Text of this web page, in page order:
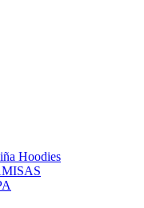
Hoodies